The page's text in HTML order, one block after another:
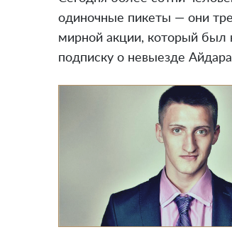
одиночные пикеты — они
мирной акции, который был
подписку о невыезде